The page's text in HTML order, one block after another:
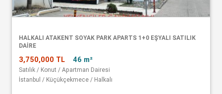
HALKALI ATAKENT SOYAK PARK APARTS 1+0 EŞYALI SATILIK
DAİRE
3,750,000 TL 46 m²
Satılık / Konut / Apartman Dairesi
İstanbul / Küçükçekmece / Halkalı